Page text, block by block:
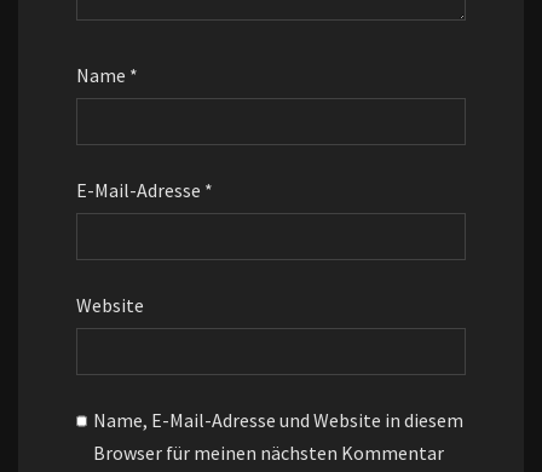
Name *
E-Mail-Adresse *
Website
Name, E-Mail-Adresse und Website in diesem
Browser für meinen nächsten Kommentar